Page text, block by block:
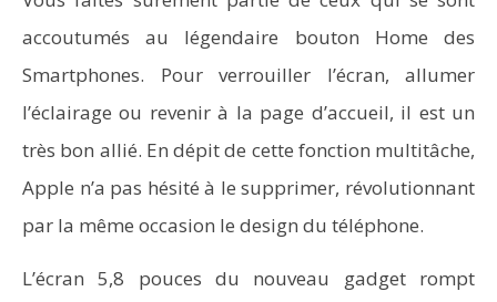
accoutumés au légendaire bouton Home des
Smartphones. Pour verrouiller l’écran, allumer
l’éclairage ou revenir à la page d’accueil, il est un
très bon allié. En dépit de cette fonction multitâche,
Apple n’a pas hésité à le supprimer, révolutionnant
par la même occasion le design du téléphone.
L’écran 5,8 pouces du nouveau gadget rompt